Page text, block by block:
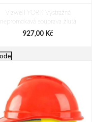
Vizwell YORK Výstražná
nepromokavá souprava žlutá
927,00 Kč